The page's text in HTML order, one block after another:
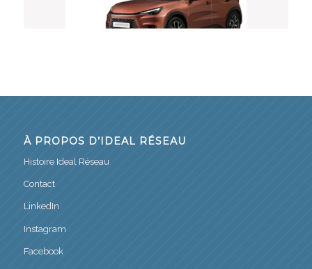
À PROPOS D’IDEAL RÉSEAU
Histoire Ideal Réseau
Contact
LinkedIn
Instagram
Facebook